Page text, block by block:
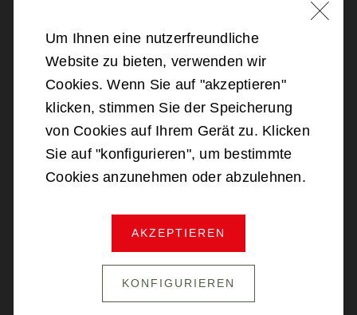
2026 Bundesministerium für Landesverteidigung
Datenschutz
Um Ihnen eine nutzerfreundliche
Website zu bieten, verwenden wir
Cookies. Wenn Sie auf "akzeptieren"
klicken, stimmen Sie der Speicherung
von Cookies auf Ihrem Gerät zu. Klicken
Sie auf "konfigurieren", um bestimmte
Cookies anzunehmen oder abzulehnen.
AKZEPTIEREN
KONFIGURIEREN